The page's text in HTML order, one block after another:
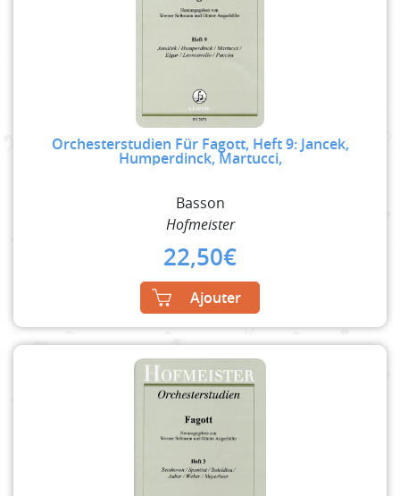
Orchesterstudien Für Fagott, Heft 9: Jancek,
Humperdinck, Martucci,
Basson
Hofmeister
22,50€
Ajouter